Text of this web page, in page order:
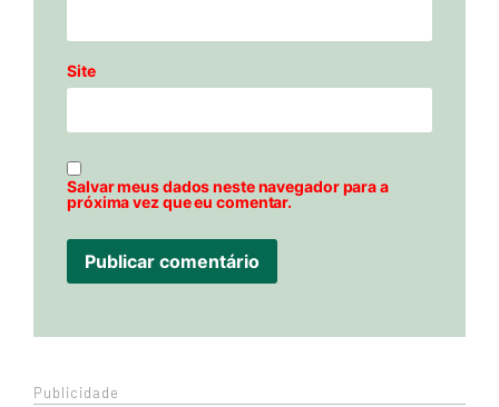
Site
Salvar meus dados neste navegador para a
próxima vez que eu comentar.
Publicidade